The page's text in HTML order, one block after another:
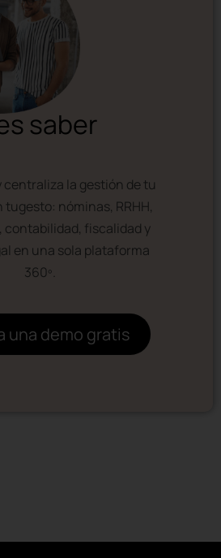
saber
centraliza la gestión de tu
tugesto: nóminas, RRHH,
fiscalidad y
en una sola plataforma
360º.
una demo gratis